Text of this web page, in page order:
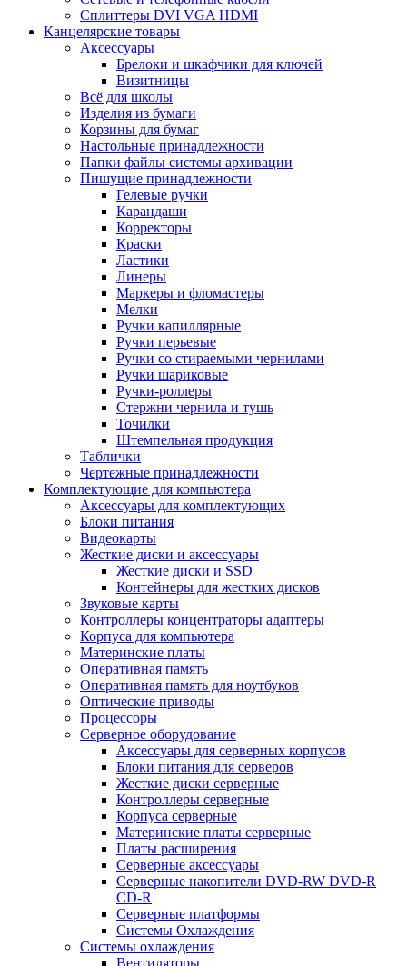
Сплиттеры DVI VGA HDMI
Канцелярские товары
Аксессуары
Брелоки и шкафчики для ключей
Визитницы
Всё для школы
Изделия из бумаги
Корзины для бумаг
Настольные принадлежности
Папки файлы системы архивации
Пишущие принадлежности
Гелевые ручки
Карандаши
Корректоры
Краски
Ластики
Линеры
Маркеры и фломастеры
Мелки
Ручки капиллярные
Ручки перьевые
Ручки со стираемыми чернилами
Ручки шариковые
Ручки-роллеры
Стержни чернила и тушь
Точилки
Штемпельная продукция
Таблички
Чертежные принадлежности
Комплектующие для компьютера
Аксессуары для комплектующих
Блоки питания
Видеокарты
Жесткие диски и аксессуары
Жесткие диски и SSD
Контейнеры для жестких дисков
Звуковые карты
Контроллеры концентраторы адаптеры
Корпуса для компьютера
Материнские платы
Оперативная память
Оперативная память для ноутбуков
Оптические приводы
Процессоры
Серверное оборудование
Аксессуары для серверных корпусов
Блоки питания для серверов
Жесткие диски серверные
Контроллеры серверные
Корпуса серверные
Материнские платы серверные
Платы расширения
Серверные аксессуары
Серверные накопители DVD-RW DVD-R
CD-R
Серверные платформы
Системы Охлаждения
Системы охлаждения
Вентиляторы